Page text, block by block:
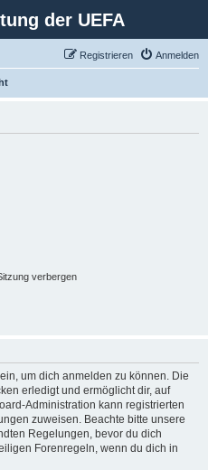
der UEFA
Anmelden
Registrieren
verbergen
um dich anmelden zu können. Die
erledigt und ermöglicht dir, auf
Administration kann registrierten
zuweisen. Beachte bitte unsere
Regelungen, bevor du dich
Forenregeln, wenn du dich in